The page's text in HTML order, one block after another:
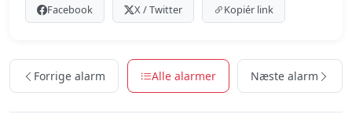
Se Premium-muligheder
Facebook X / Twitter Kopiér link
Forrige alarm Alle alarmer Næste alarm